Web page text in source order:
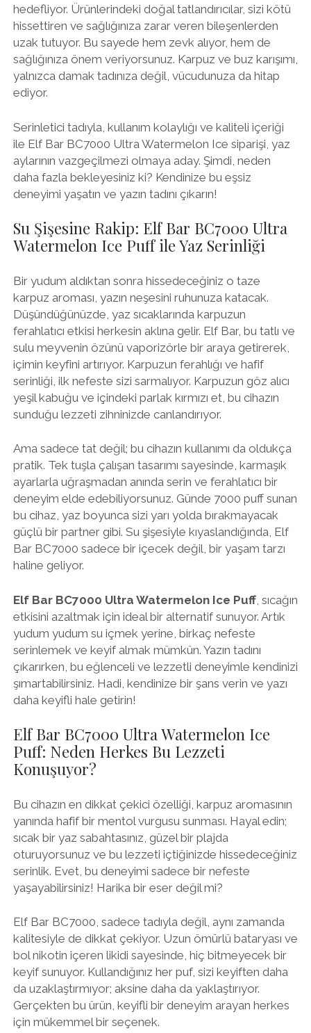
hedefliyor. Ürünlerindeki doğal tatlandırıcılar, sizi kötü
hissettiren ve sağlığınıza zarar veren bileşenlerden
uzak tutuyor. Bu sayede hem zevk alıyor, hem de
sağlığınıza önem veriyorsunuz. Karpuz ve buz karışımı,
yalnızca damak tadınıza değil, vücudunuza da hitap
ediyor.
Serinletici tadıyla, kullanım kolaylığı ve kaliteli içeriği
ile Elf Bar BC7000 Ultra Watermelon Ice siparişi, yaz
aylarının vazgeçilmezi olmaya aday. Şimdi, neden
daha fazla bekleyesiniz ki? Kendinize bu eşsiz
deneyimi yaşatın ve yazın tadını çıkarın!
Su Şişesine Rakip: Elf Bar BC7000 Ultra
Watermelon Ice Puff ile Yaz Serinliği
Bir yudum aldıktan sonra hissedeceğiniz o taze
karpuz aroması, yazın neşesini ruhunuza katacak.
Düşündüğünüzde, yaz sıcaklarında karpuzun
ferahlatıcı etkisi herkesin aklına gelir. Elf Bar, bu tatlı ve
sulu meyvenin özünü vaporizörle bir araya getirerek,
içimin keyfini artırıyor. Karpuzun ferahlığı ve hafif
serinliği, ilk nefeste sizi sarmalıyor. Karpuzun göz alıcı
yeşil kabuğu ve içindeki parlak kırmızı et, bu cihazın
sunduğu lezzeti zihninizde canlandırıyor.
Ama sadece tat değil; bu cihazın kullanımı da oldukça
pratik. Tek tuşla çalışan tasarımı sayesinde, karmaşık
ayarlarla uğraşmadan anında serin ve ferahlatıcı bir
deneyim elde edebiliyorsunuz. Günde 7000 puff sunan
bu cihaz, yaz boyunca sizi yarı yolda bırakmayacak
güçlü bir partner gibi. Su şişesiyle kıyaslandığında, Elf
Bar BC7000 sadece bir içecek değil, bir yaşam tarzı
haline geliyor.
Elf Bar BC7000 Ultra Watermelon Ice Puff, sıcağın
etkisini azaltmak için ideal bir alternatif sunuyor. Artık
yudum yudum su içmek yerine, birkaç nefeste
serinlemek ve keyif almak mümkün. Yazın tadını
çıkarırken, bu eğlenceli ve lezzetli deneyimle kendinizi
şımartabilirsiniz. Hadi, kendinize bir şans verin ve yazı
daha keyifli hale getirin!
Elf Bar BC7000 Ultra Watermelon Ice
Puff: Neden Herkes Bu Lezzeti
Konuşuyor?
Bu cihazın en dikkat çekici özelliği, karpuz aromasının
yanında hafif bir mentol vurgusu sunması. Hayal edin;
sıcak bir yaz sabahtasınız, güzel bir plajda
oturuyorsunuz ve bu lezzeti içtiğinizde hissedeceğiniz
serinlik. Evet, bu deneyimi sadece bir nefeste
yaşayabilirsiniz! Harika bir eser değil mi?
Elf Bar BC7000, sadece tadıyla değil, aynı zamanda
kalitesiyle de dikkat çekiyor. Uzun ömürlü bataryası ve
bol nikotin içeren likidi sayesinde, hiç bitmeyecek bir
keyif sunuyor. Kullandığınız her puf, sizi keyiften daha
da uzaklaştırmıyor; aksine daha da yaklaştırıyor.
Gerçekten bu ürün, keyifli bir deneyim arayan herkes
için mükemmel bir seçenek.